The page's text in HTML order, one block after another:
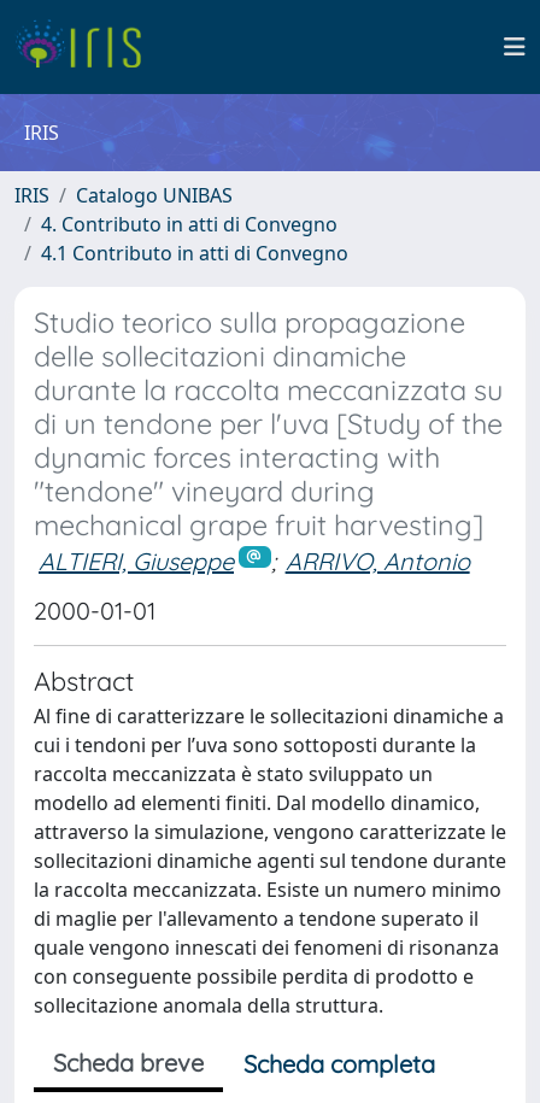
IRIS
IRIS
Catalogo UNIBAS
4. Contributo in atti di Convegno
4.1 Contributo in atti di Convegno
Studio teorico sulla propagazione
delle sollecitazioni dinamiche
durante la raccolta meccanizzata su
di un tendone per l'uva [Study of the
dynamic forces interacting with
"tendone" vineyard during
mechanical grape fruit harvesting]
ALTIERI, Giuseppe ; ARRIVO, Antonio
2000-01-01
Abstract
Al fine di caratterizzare le sollecitazioni dinamiche a
cui i tendoni per l’uva sono sottoposti durante la
raccolta meccanizzata è stato sviluppato un
modello ad elementi finiti. Dal modello dinamico,
attraverso la simulazione, vengono caratterizzate le
sollecitazioni dinamiche agenti sul tendone durante
la raccolta meccanizzata. Esiste un numero minimo
di maglie per l'allevamento a tendone superato il
quale vengono innescati dei fenomeni di risonanza
con conseguente possibile perdita di prodotto e
sollecitazione anomala della struttura.
Scheda breve
Scheda completa